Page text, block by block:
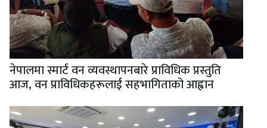
नेपालमा स्मार्ट वन व्यवस्थापनबारे प्राविधिक प्रस्तुति
आज, वन प्राविधिकहरूलाई सहभागिताको आह्वान